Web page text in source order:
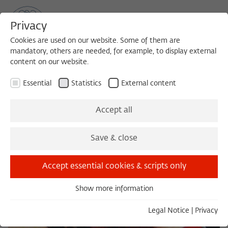
Privacy
Cookies are used on our website. Some of them are
mandatory, others are needed, for example, to display external
content on our website.
Essential Statistics External content
Accept all
Save & close
Accept essential cookies & scripts only
Essential cookies are needed for basic functionality. This
Show more information
Legal Notice Privacy